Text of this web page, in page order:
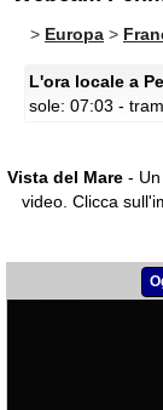
> Europa >
L'ora locale a
sole: 07:03 -
Vista del Mare -
video. Clicca